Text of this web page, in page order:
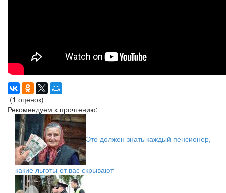
(1 оценок)
Рекомендуем к прочтению:
Это должен знать каждый пенсионер,
какие льготы от вас скрывают